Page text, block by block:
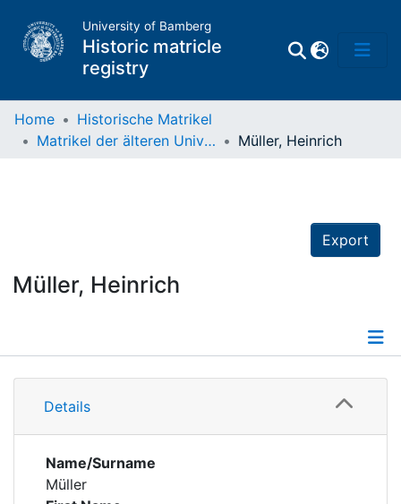
University of Bamberg
Historic matricle
registry
Home
Historische Matrikel
Matrikel der älteren Universität
Müller, Heinrich
Export
Müller, Heinrich
Details
Details
Name/Surname
Müller